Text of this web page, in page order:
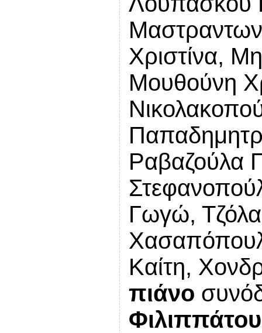
Χριστίνα,
Μουθούνη
Ραβαζούλα
Γωγώ, Τζόλα
Καίτη,
πιάνο